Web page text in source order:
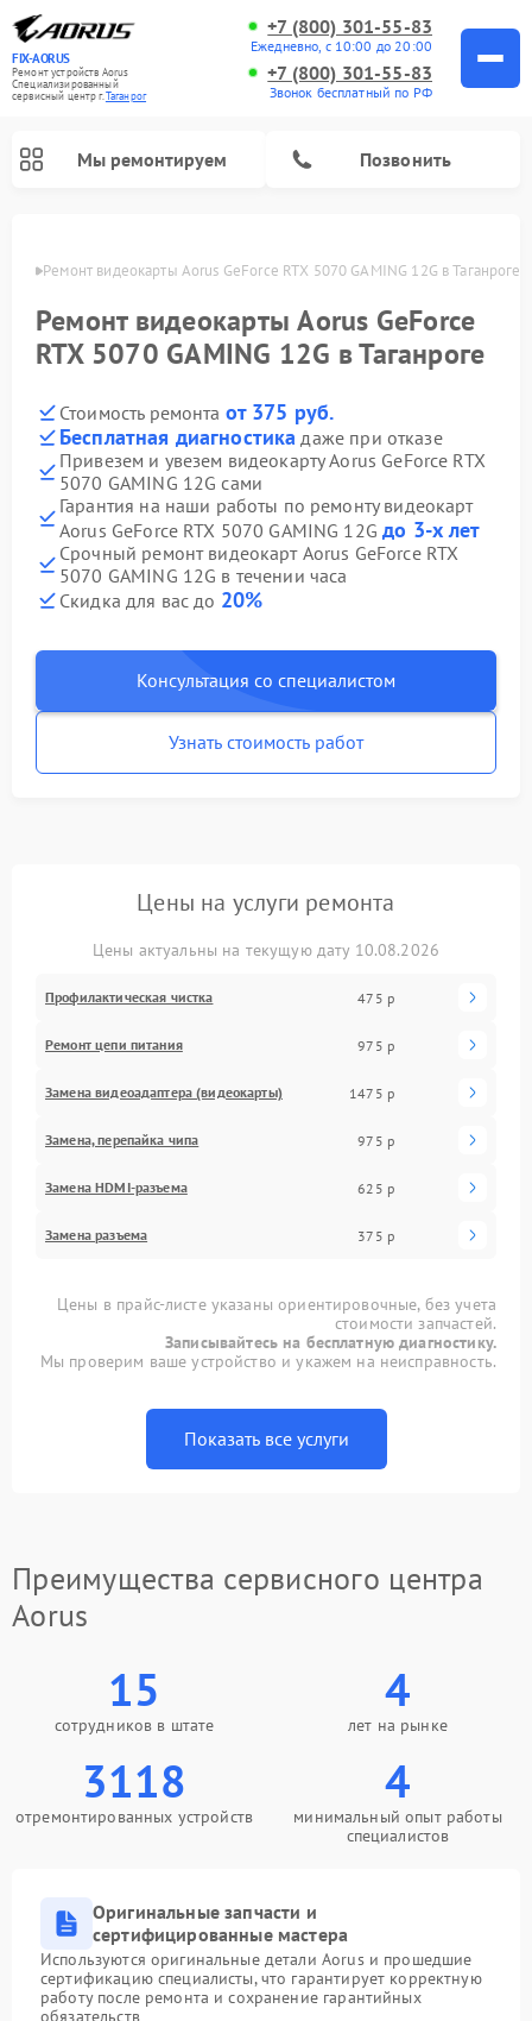
FIX-AORUS
Ремонт устройств Aorus
Специализированный
cервисный центр г.Таганрог
+7 (800) 301-55-83
Ежедневно, с 10:00 до 20:00
+7 (800) 301-55-83
Звонок бесплатный по РФ
Мы ремонтируем Позвонить
Ремонт видеокарты Aorus GeForce RTX 5070 GAMING 12G в Таганроге
Ремонт видеокарты Aorus GeForce
RTX 5070 GAMING 12G в Таганроге
Стоимость ремонта от 375 руб.
Бесплатная диагностика даже при отказе
Привезем и увезем видеокарту Aorus GeForce RTX
5070 GAMING 12G сами
Гарантия на наши работы по ремонту видеокарт
Aorus GeForce RTX 5070 GAMING 12Gдо 3-х лет
Срочный ремонт видеокарт Aorus GeForce RTX
5070 GAMING 12G в течении часа
Скидка для вас до 20%
Консультация со специалистом
Узнать стоимость работ
Цены на услуги ремонта
Цены актуальны на текущую дату 10.08.2026
Профилактическая чистка 475 р
Ремонт цепи питания 975 р
Замена видеоадаптера (видеокарты) 1475 р
Замена, перепайка чипа 975 р
Замена HDMI-разъема 625 р
Замена разъема 375 р
Цены в прайс-листе указаны ориентировочные, без учета
стоимости запчастей.
Записывайтесь на бесплатную диагностику.
Мы проверим ваше устройство и укажем на неисправность.
Показать все услуги
Преимущества сервисного центра
Aorus
15
сотрудников в штате
4
лет на рынке
3118
отремонтированных устройств
4
минимальный опыт работы
специалистов
Оригинальные запчасти и
сертифицированные мастера
Используются оригинальные детали Aorus и прошедшие
сертификацию специалисты, что гарантирует корректную
работу после ремонта и сохранение гарантийных